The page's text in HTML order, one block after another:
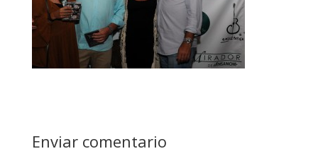
Enviar comentario